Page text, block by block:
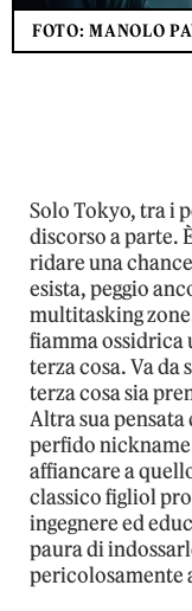
FOTO: MANOLO
Solo Tokyo, tra i
discorso a parte.
ridare una
esista, peggio
multitasking
fiamma ossidrica
terza cosa. Va da
terza cosa sia
Altra sua pensata
perfido
affiancare a
classico figliol
ingegnere ed
paura di
pericolosamente